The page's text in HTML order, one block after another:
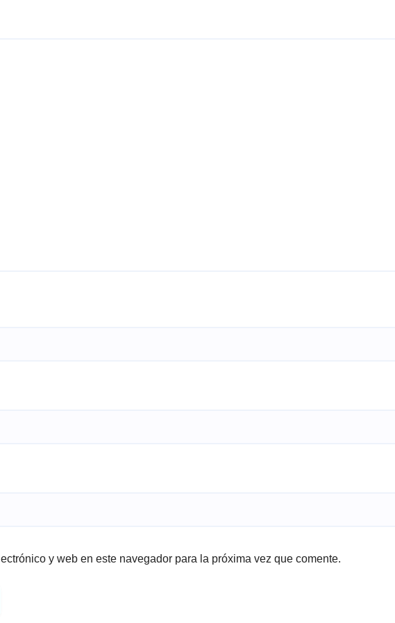
y web en este navegador para la próxima vez que comente.